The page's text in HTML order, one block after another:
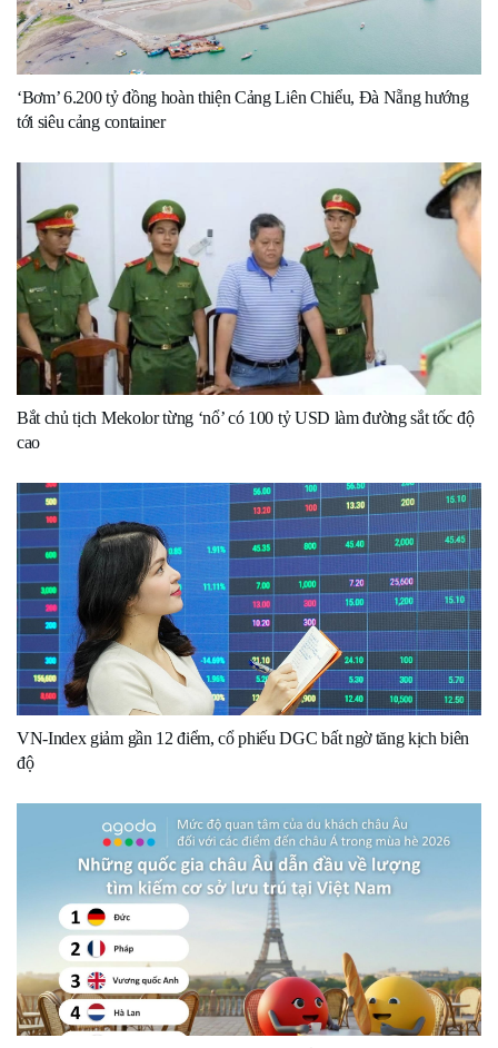
‘Bơm’ 6.200 tỷ đồng hoàn thiện Cảng Liên Chiểu, Đà Nẵng hướng
tới siêu cảng container
Bắt chủ tịch Mekolor từng ‘nổ’ có 100 tỷ USD làm đường sắt tốc độ
cao
VN-Index giảm gần 12 điểm, cổ phiếu DGC bất ngờ tăng kịch biên
độ